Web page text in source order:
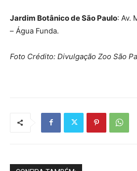
Jardim Botânico de São Paulo: Av.
– Água Funda.
Foto Crédito: Divulgação Zoo São